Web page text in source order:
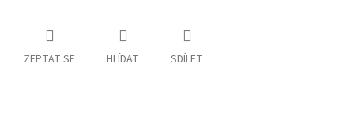
ZEPTAT SE HLÍDAT SDÍLET